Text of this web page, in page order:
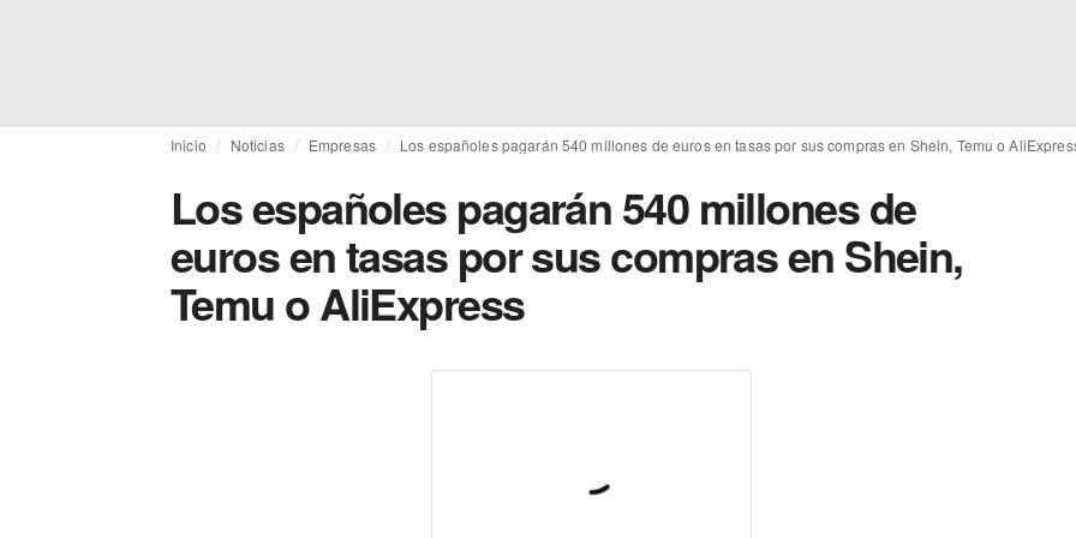
Inicio Noticias Empresas Los españoles pagarán 540 millones de euros en tasas por sus compras en Shein, Temu o
Los españoles pagarán 540 millones de
euros en tasas por sus compras en Shein,
Temu o AliExpress